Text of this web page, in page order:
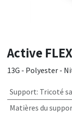
Active
13G - Polyester -
Support: Tricoté
Matières du